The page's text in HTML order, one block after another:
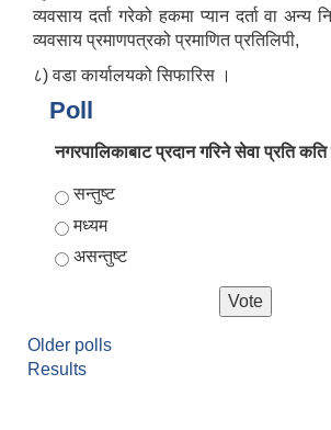
व्यवसाय दर्ता गरेको हकमा प्यान दर्ता वा अन्य
व्यवसाय प्रमाणपत्रको प्रमाणित प्रतिलिपी,
८) वडा कार्यालयको सिफारिस ।
Poll
नगरपालिकाबाट प्रदान गरिने सेवा प्रति
Choices
सन्तुष्ट
मध्यम
असन्तुष्ट
Older polls
Results